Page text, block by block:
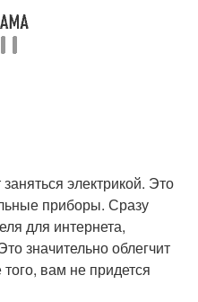
электрикой. Это
приборы. Сразу
для интернета,
значительно облегчит
вам не придется